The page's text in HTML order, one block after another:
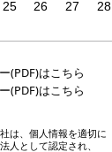
25 26 27 28
(PDF)はこちら
(PDF)はこちら
は、個人情報を適切に
人として認定され、